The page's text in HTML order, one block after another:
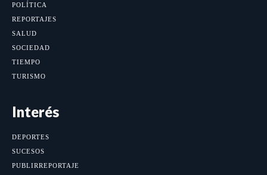
POLÍTICA
REPORTAJES
SALUD
SOCIEDAD
TIEMPO
TURISMO
Interés
DEPORTES
SUCESOS
PUBLIRREPORTAJE